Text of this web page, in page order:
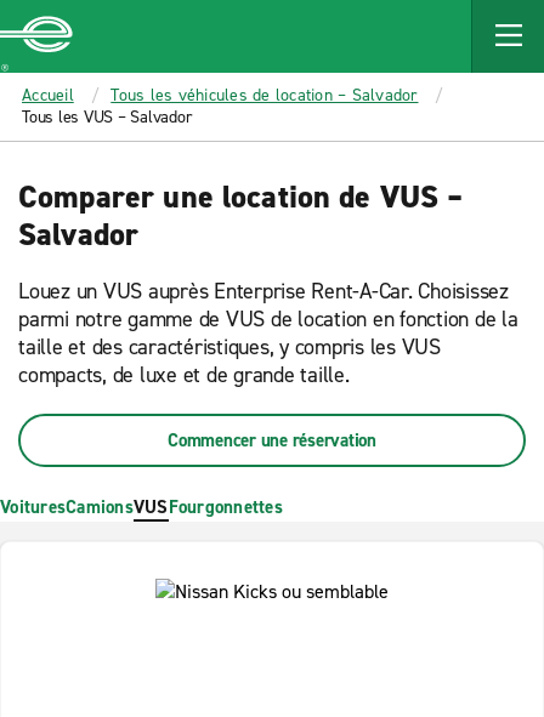
MAIN
CONTENT
Enterprise
Accueil
Tous les véhicules de location – Salvador
Tous les VUS – Salvador
Comparer une location de VUS –
Salvador
Louez un VUS auprès Enterprise Rent-A-Car. Choisissez
parmi notre gamme de VUS de location en fonction de la
taille et des caractéristiques, y compris les VUS
compacts, de luxe et de grande taille.
Commencer une réservation
VoituresCamionsVUSFourgonnettes